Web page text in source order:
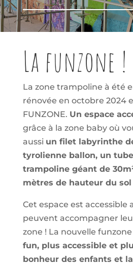
La funzone !
La zone trampoline à été
rénovée en octobre 2024
FUNZONE. Un espace
grâce à la zone baby où
aussi un filet labyrinthe
tyrolienne ballon, un
trampoline géant de
mètres de hauteur du sol
Cet espace est accessible
peuvent accompagner
zone ! La nouvelle funzone
fun, plus accessible et
bonheur des enfants et